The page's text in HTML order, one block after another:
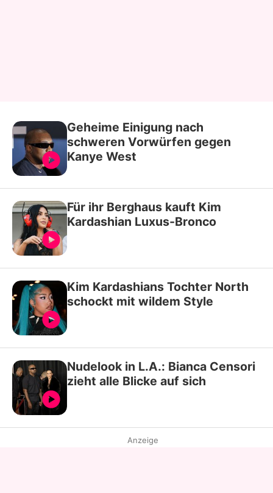
Geheime Einigung nach
schweren Vorwürfen gegen
Kanye West
Für ihr Berghaus kauft Kim
Kardashian Luxus-Bronco
Kim Kardashians Tochter North
schockt mit wildem Style
Nudelook in L.A.: Bianca Censori
zieht alle Blicke auf sich
Anzeige